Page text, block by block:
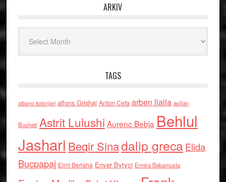
ARKIV
TAGS
albano kolonjari alfons Grishaj Anton Cefa arben llalla asllan
Bushati Astrit Lulushi Aurenc Bebja Behlul
Jashari Beqir Sinadalip grecaElida
Buçpapaj Elmi Berisha Enver Bytyci Ermira Babamusta